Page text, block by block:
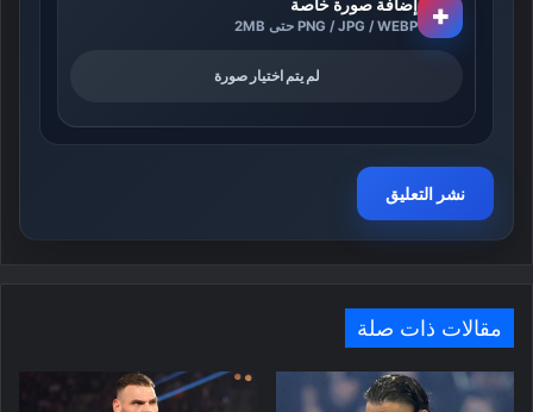
+ إضافة صورة خاصة
PNG / JPG / WEBP حتى 2MB
لم يتم اختيار صورة
مقالات ذات صلة